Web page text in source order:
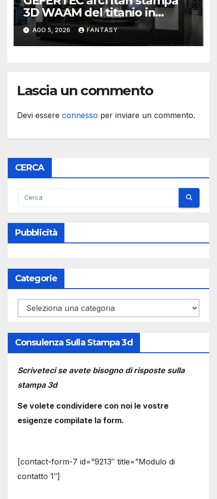
3D WAAM del titanio in
camera inerte
AGO 5, 2026 FANTASY
Lascia un commento
Devi essere connesso per inviare un commento.
CERCA
Pubblicità
Categorie
Categorie
Consulenza Sulla Stampa 3d
Scriveteci se avete bisogno di risposte sulla
stampa 3d
Se volete condividere con noi le vostre
esigenze compilate la form.
[contact-form-7 id=”9213″ title=”Modulo di
contatto 1″]